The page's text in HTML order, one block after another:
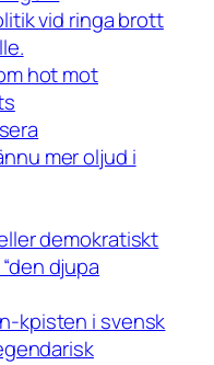
vid ringa brott
hot mot
mer oljud i
demokratiskt
djupa
kpisten i svensk